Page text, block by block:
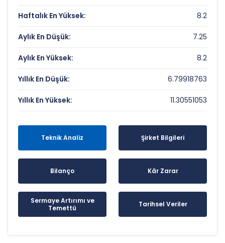
Haftalık En Yüksek: 8.2
Aylık En Düşük: 7.25
Aylık En Yüksek: 8.2
Yıllık En Düşük: 6.79918763
Yıllık En Yüksek: 11.30551053
Teknik Analiz Şirket Bilgileri
Bilanço Kâr Zarar
Sermaye Artırımı ve
Temettü
Tarihsel Veriler